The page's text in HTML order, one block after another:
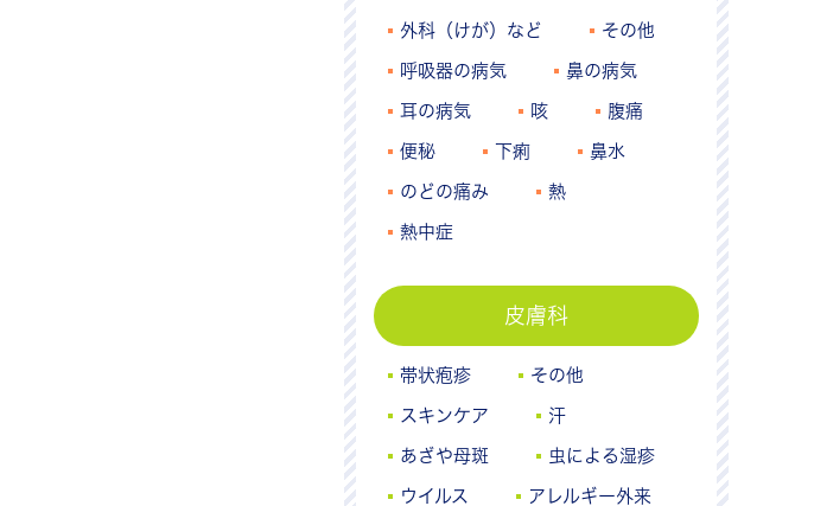
外科（けが）など その他
呼吸器の病気 鼻の病気
耳の病気 咳 腹痛
便秘 下痢 鼻水
のどの痛み 熱
熱中症
皮膚科
帯状疱疹 その他
スキンケア 汗
あざや母斑 虫による湿疹
ウイルス アレルギー外来